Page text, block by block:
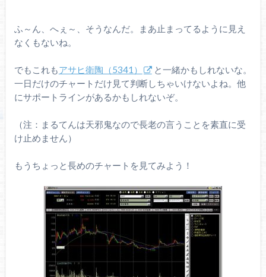
ふ～ん、へぇ～、そうなんだ。まあ止まってるように見え
なくもないね。
でもこれもアサヒ衛陶（5341）
と一緒かもしれないな。
一日だけのチャートだけ見て判断しちゃいけないよね。他
にサポートラインがあるかもしれないぞ。
（注：まるてんは天邪鬼なので長老の言うことを素直に受
け止めません）
もうちょっと長めのチャートを見てみよう！